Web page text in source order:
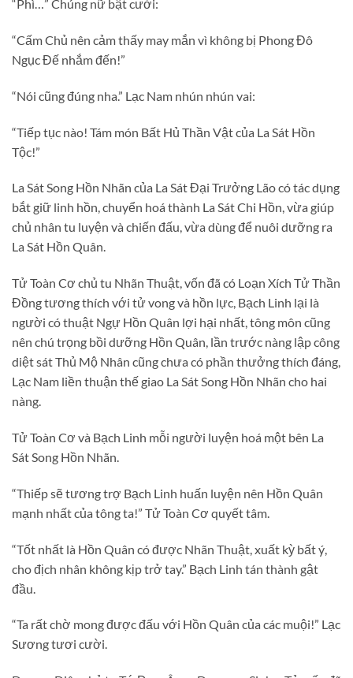
“Phì…” Chúng nữ bật cười:
“Cấm Chủ nên cảm thấy may mắn vì không bị Phong Đô
Ngục Đế nhắm đến!”
“Nói cũng đúng nha.” Lạc Nam nhún nhún vai:
“Tiếp tục nào! Tám món Bất Hủ Thần Vật của La Sát Hồn
Tộc!”
La Sát Song Hồn Nhãn của La Sát Đại Trưởng Lão có tác dụng
bắt giữ linh hồn, chuyển hoá thành La Sát Chi Hồn, vừa giúp
chủ nhân tu luyện và chiến đấu, vừa dùng để nuôi dưỡng ra
La Sát Hồn Quân.
Tử Toàn Cơ chủ tu Nhãn Thuật, vốn đã có Loạn Xích Tử Thần
Đồng tương thích với tử vong và hồn lực, Bạch Linh lại là
người có thuật Ngự Hồn Quân lợi hại nhất, tông môn cũng
nên chú trọng bồi dưỡng Hồn Quân, lần trước nàng lập công
diệt sát Thủ Mộ Nhân cũng chưa có phần thưởng thích đáng,
Lạc Nam liền thuận thế giao La Sát Song Hồn Nhãn cho hai
nàng.
Tử Toàn Cơ và Bạch Linh mỗi người luyện hoá một bên La
Sát Song Hồn Nhãn.
“Thiếp sẽ tương trợ Bạch Linh huấn luyện nên Hồn Quân
mạnh nhất của tông ta!” Tử Toàn Cơ quyết tâm.
“Tốt nhất là Hồn Quân có được Nhãn Thuật, xuất kỳ bất ý,
cho địch nhân không kịp trở tay.” Bạch Linh tán thành gật
đầu.
“Ta rất chờ mong được đấu với Hồn Quân của các muội!” Lạc
Sương tươi cười.